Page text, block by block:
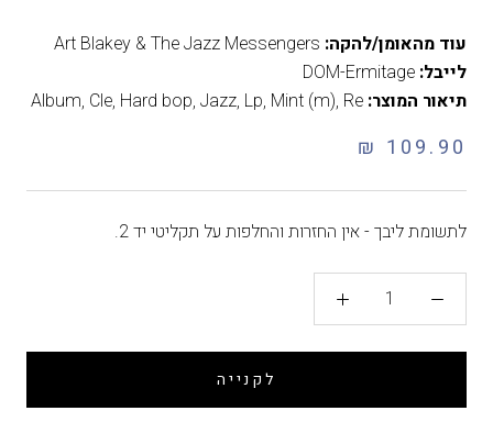
עוד מהאומן/להקה: Art Blakey & The Jazz Messengers
לייבל: DOM-Ermitage
תיאור המוצר:
Album, Cle, Hard bop, Jazz, Lp, Mint (m), Re
109.90 ₪
לתשומת ליבך - אין החזרות והחלפות על תקליטי יד 2.
לקנייה